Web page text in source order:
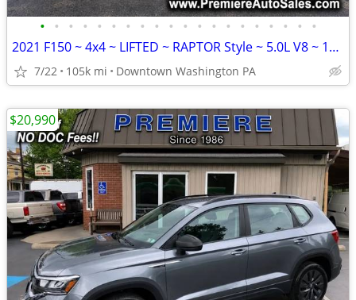
• • • • • • • • • • • • • • • • • • • •
2021 F150 ~ 4x4 ~ LIFTED ~ RAPTOR Style ~ 5.0L V8 ~ 104k MILES
7/22 105k mi Downtown Washington PA
$20,990